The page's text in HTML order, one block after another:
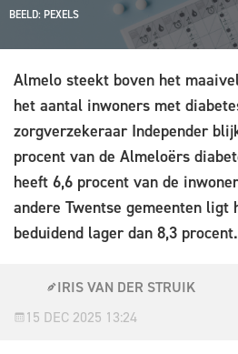
BEELD: PEXELS
Almelo steekt boven het
het aantal inwoners met
zorgverzekeraar Independer
procent van de Almeloërs
heeft 6,6 procent van de
andere Twentse gemeenten ligt
beduidend lager dan 8,3 procent.
IRIS VAN DER STRUIK
15 DEC 2025 13:24